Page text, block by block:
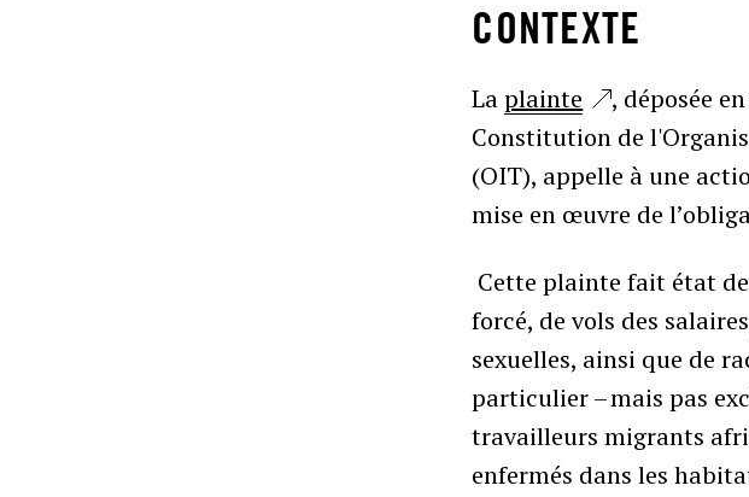
CONTEXTE
Laplainte
, déposée
Constitution de
(OIT), appelle à une
mise en œuvre de
Cette plainte fait état
forcé, de vols des
sexuelles, ainsi que de
particulier – mais pas
travailleurs migrants
enfermés dans les